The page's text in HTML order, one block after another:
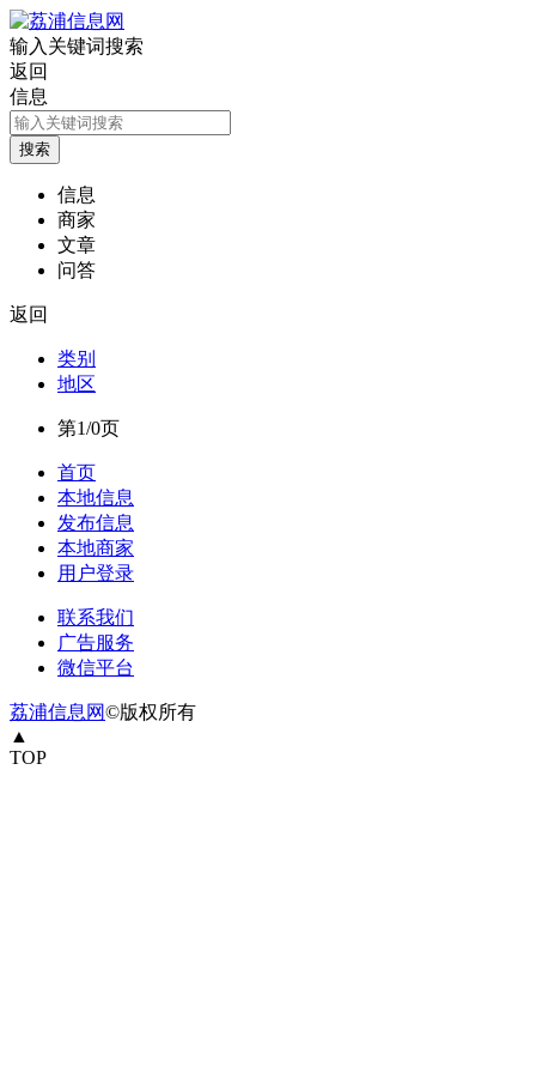
输入关键词搜索
返回
信息
信息
商家
文章
问答
返回
类别
地区
第1/0页
首页
本地信息
发布信息
本地商家
用户登录
联系我们
广告服务
微信平台
荔浦信息网©版权所有
▲
TOP